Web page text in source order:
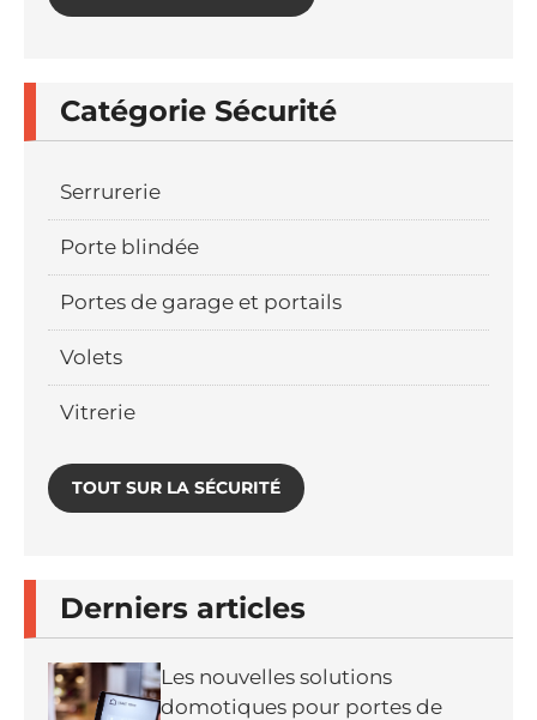
Catégorie Sécurité
Serrurerie
Porte blindée
Portes de garage et portails
Volets
Vitrerie
TOUT SUR LA SÉCURITÉ
Derniers articles
Les nouvelles solutions
domotiques pour portes de